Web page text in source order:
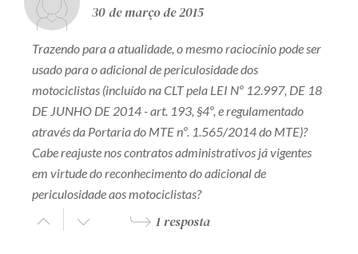
30 de março de 2015
Trazendo para a atualidade, o mesmo raciocínio pode ser
usado para o adicional de periculosidade dos
motociclistas (incluído na CLT pela LEI Nº 12.997, DE 18
DE JUNHO DE 2014 - art. 193, §4º, e regulamentado
através da Portaria do MTE nº. 1.565/2014 do MTE)?
Cabe reajuste nos contratos administrativos já vigentes
em virtude do reconhecimento do adicional de
periculosidade aos motociclistas?
1 resposta